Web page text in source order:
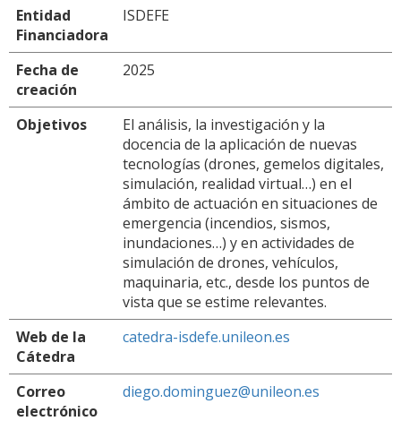
Entidad
Financiadora
ISDEFE
Fecha de
creación
2025
Objetivos
El análisis, la investigación y la
docencia de la aplicación de nuevas
tecnologías (drones, gemelos digitales,
simulación, realidad virtual…) en el
ámbito de actuación en situaciones de
emergencia (incendios, sismos,
inundaciones…) y en actividades de
simulación de drones, vehículos,
maquinaria, etc., desde los puntos de
vista que se estime relevantes.
Web de la
Cátedra
catedra-isdefe.unileon.es
Correo
electrónico
diego.dominguez@unileon.es